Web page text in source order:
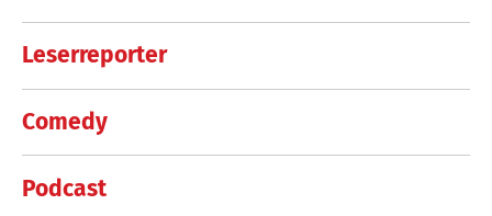
Leserreporter
Comedy
Podcast